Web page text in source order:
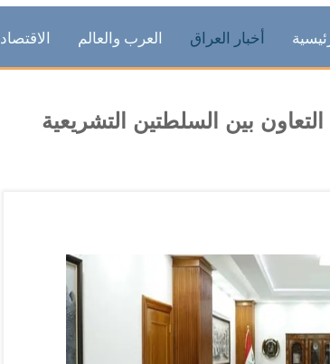
أخبار العراق العرب والعالم الاقتصاد
بين السلطتين التشريعية